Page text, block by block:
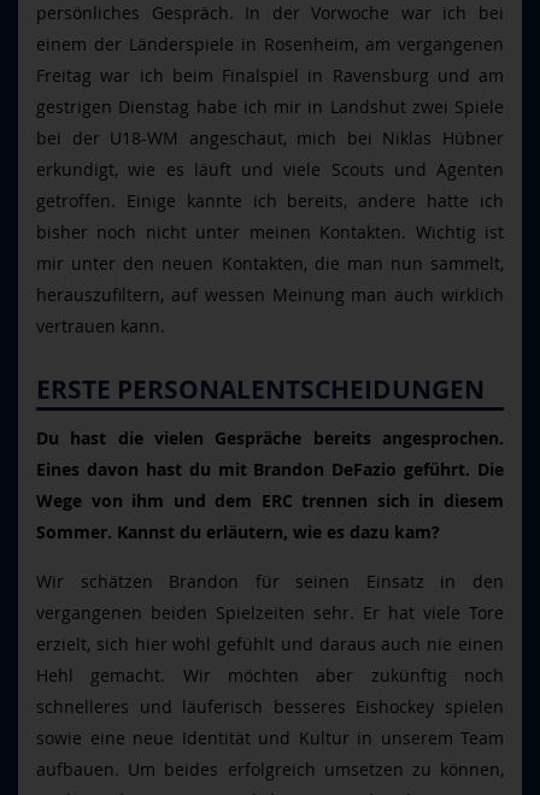
persönliches Gespräch. In der Vorwoche war ich bei
einem der Länderspiele in Rosenheim, am vergangenen
Freitag war ich beim Finalspiel in Ravensburg und am
gestrigen Dienstag habe ich mir in Landshut zwei Spiele
bei der U18-WM angeschaut, mich bei Niklas Hübner
erkundigt, wie es läuft und viele Scouts und Agenten
getroffen. Einige kannte ich bereits, andere hatte ich
bisher noch nicht unter meinen Kontakten. Wichtig ist
mir unter den neuen Kontakten, die man nun sammelt,
herauszufiltern, auf wessen Meinung man auch wirklich
vertrauen kann.
ERSTE PERSONALENTSCHEIDUNGEN
Du hast die vielen Gespräche bereits angesprochen.
Eines davon hast du mit Brandon DeFazio geführt. Die
Wege von ihm und dem ERC trennen sich in diesem
Sommer. Kannst du erläutern, wie es dazu kam?
Wir schätzen Brandon für seinen Einsatz in den
vergangenen beiden Spielzeiten sehr. Er hat viele Tore
erzielt, sich hier wohl gefühlt und daraus auch nie einen
Hehl gemacht. Wir möchten aber zukünftig noch
schnelleres und läuferisch besseres Eishockey spielen
sowie eine neue Identität und Kultur in unserem Team
aufbauen. Um beides erfolgreich umsetzen zu können,